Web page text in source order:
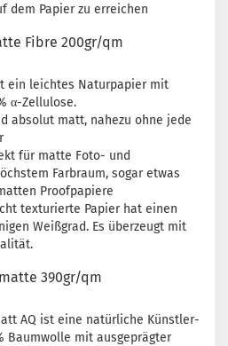
dem Papier zu erreichen
Fibre 200gr/qm
ein leichtes Naturpapier mit
α-Zellulose.
absolut matt, nahezu ohne jede
für matte Foto- und
Farbraum, sogar etwas
Proofpapiere
texturierte Papier hat einen
Weißgrad. Es überzeugt mit
390gr/qm
AQ ist eine natürliche Künstler-
Baumwolle mit ausgeprägter